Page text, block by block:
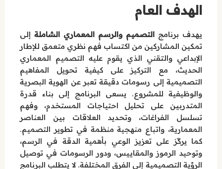
الهدف العام
يهدف برنامج التصميم والرسم المعماري الشاملة إلى
تمكين المشاركين من اكتساب فهم نظري متعمق للإطار
الإبداعي والتقني الذي يقوم عليه التصميم المعماري
الحديث، مع التركيز على كيفية تحويل المفاهيم
التصميمية إلى رسومات دقيقة تعبر عن الهوية البصرية
والوظيفية للمشروع. يسعى البرنامج إلى بناء قدرة
المتدربين على تحليل احتياجات المستخدم، وفهم
تسلسل الفراغات، وتحديد العلاقات بين العناصر
المعمارية، واتباع منهجية منظمة في تطوير التصميم.
كما يركّز على تعزيز الوعي بأهمية الدقة في الرسم،
وتوحيد الرموز والمقاييس، ودور الرسومات في توصيل
الرؤية التصميمية إلى الفرق المختلفة. لا يتطلب البرنامج